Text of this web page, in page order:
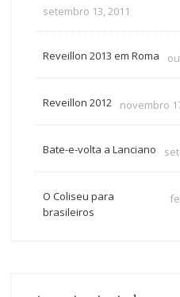
setembro 13, 2011
Reveillon 2013 em Roma
Reveillon 2012 novembro
Bate-e-volta a Lanciano
O Coliseu para
brasileiros